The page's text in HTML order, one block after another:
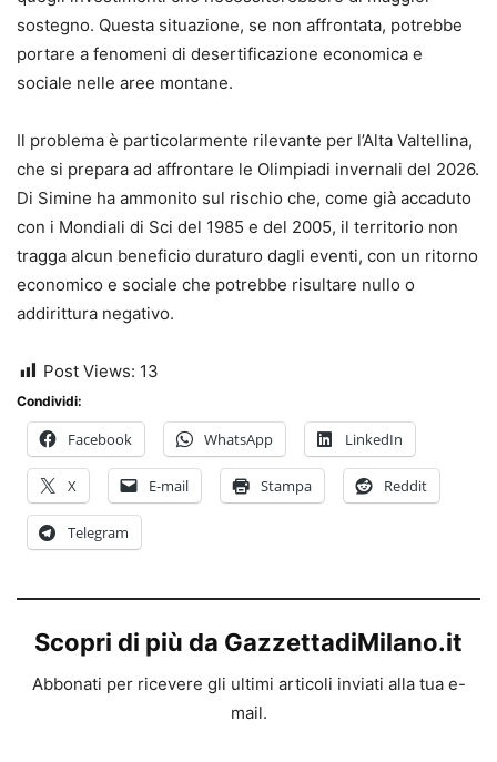
sostegno. Questa situazione, se non affrontata, potrebbe
portare a fenomeni di desertificazione economica e
sociale nelle aree montane.
Il problema è particolarmente rilevante per l’Alta Valtellina,
che si prepara ad affrontare le Olimpiadi invernali del 2026.
Di Simine ha ammonito sul rischio che, come già accaduto
con i Mondiali di Sci del 1985 e del 2005, il territorio non
tragga alcun beneficio duraturo dagli eventi, con un ritorno
economico e sociale che potrebbe risultare nullo o
addirittura negativo.
Post Views: 13
Condividi:
Facebook WhatsApp LinkedIn
X E-mail Stampa Reddit
Telegram
Scopri di più da GazzettadiMilano.it
Abbonati per ricevere gli ultimi articoli inviati alla tua e-
mail.